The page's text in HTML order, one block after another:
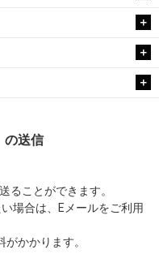
の送信
ることができます。
場合は、Eメールをご利用
かかります。